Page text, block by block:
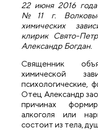
22 июня 2016
№11 г.
химических
клирик Свято-
Александр Богдан.
Священник
химической
психологические,
Отец Александр
причинах
алкоголя или
состоит из тела,